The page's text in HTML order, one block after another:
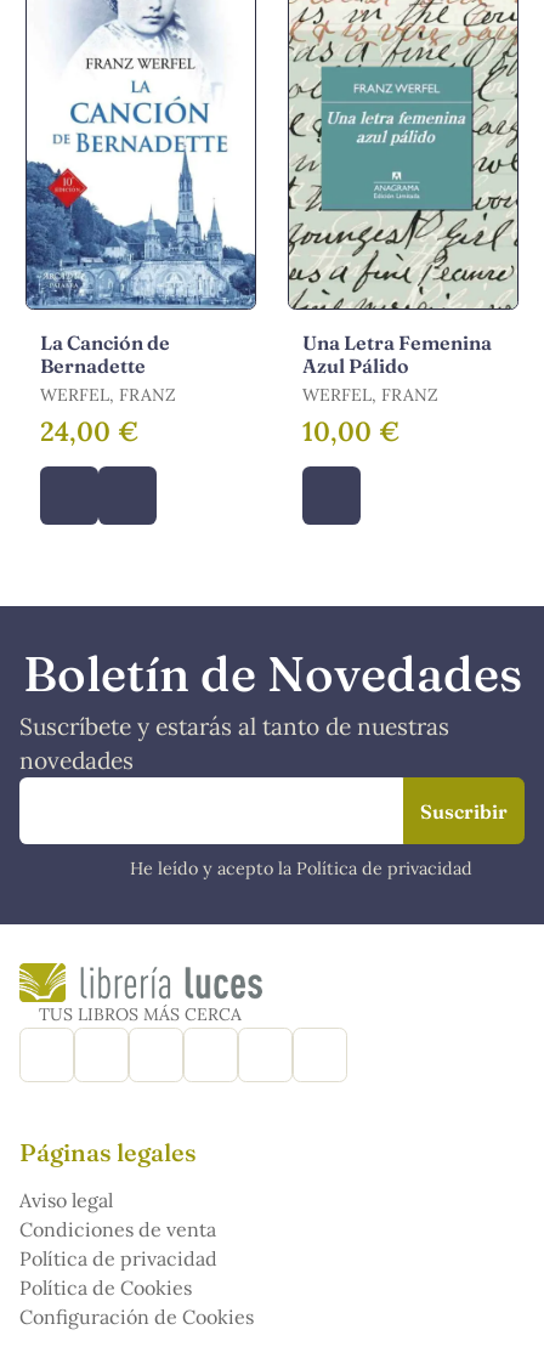
La Canción de
Bernadette
WERFEL, FRANZ
24,00 €
Una Letra Femenina
Azul Pálido
WERFEL, FRANZ
10,00 €
Boletín de Novedades
Suscríbete y estarás al tanto de nuestras
novedades
He leído y acepto la Política de privacidad
TUS LIBROS MÁS CERCA
Páginas legales
Aviso legal
Condiciones de venta
Política de privacidad
Política de Cookies
Configuración de Cookies